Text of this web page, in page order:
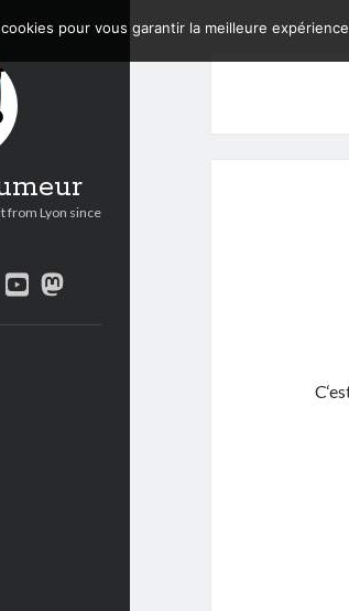
from Lyon since
youtube
mastodon
pour vous garantir la meilleure